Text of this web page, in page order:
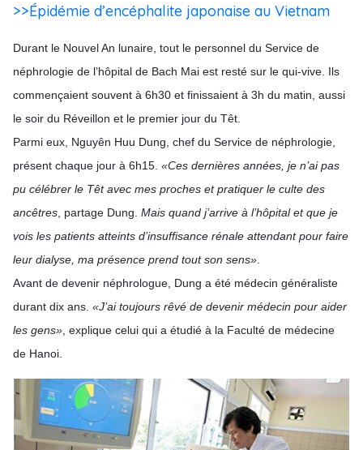
>>Épidémie d’encéphalite japonaise au Vietnam
Durant le Nouvel An lunaire, tout le personnel du Service de
néphrologie de l’hôpital de Bach Mai est resté sur le qui-vive. Ils
commençaient souvent à 6h30 et finissaient à 3h du matin, aussi
le soir du Réveillon et le premier jour du Têt.
Parmi eux, Nguyên Huu Dung, chef du Service de néphrologie,
présent chaque jour à 6h15. «Ces dernières années, je n’ai pas
pu célébrer le Têt avec mes proches et pratiquer le culte des
ancêtres , partage Dung. Mais quand j’arrive à l’hôpital et que je
vois les patients atteints d’insuffisance rénale attendant pour faire
leur dialyse, ma présence prend tout son sens»
Avant de devenir néphrologue, Dung a été médecin généraliste
durant dix ans. «J’ai toujours rêvé de devenir médecin pour aider
les gens» , explique celui qui a étudié à la Faculté de médecine
de Hanoi.